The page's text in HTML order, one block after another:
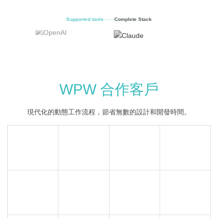
Supported tools Complete Stack
WPW 合作客戶
現代化的動態工作流程，節省無數的設計和開發時間。